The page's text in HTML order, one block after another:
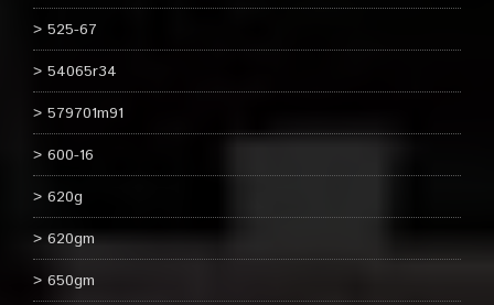
525-67
54065r34
579701m91
600-16
620g
620gm
650gm